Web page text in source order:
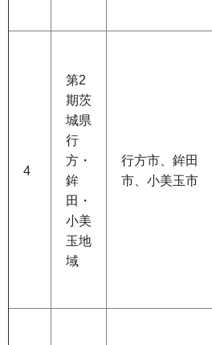
4
第2
期茨
城県
行
方・
鉾
田・
小美
玉地
域
行方市、鉾田
市、小美玉市